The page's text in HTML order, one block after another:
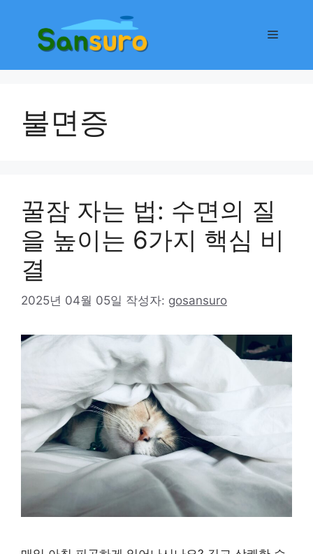
메
불면증
꿀잠 자는 법: 수면의 질
을 높이는 6가지 핵심 비
결
2025년 04월 05일 작성자: gosansuro